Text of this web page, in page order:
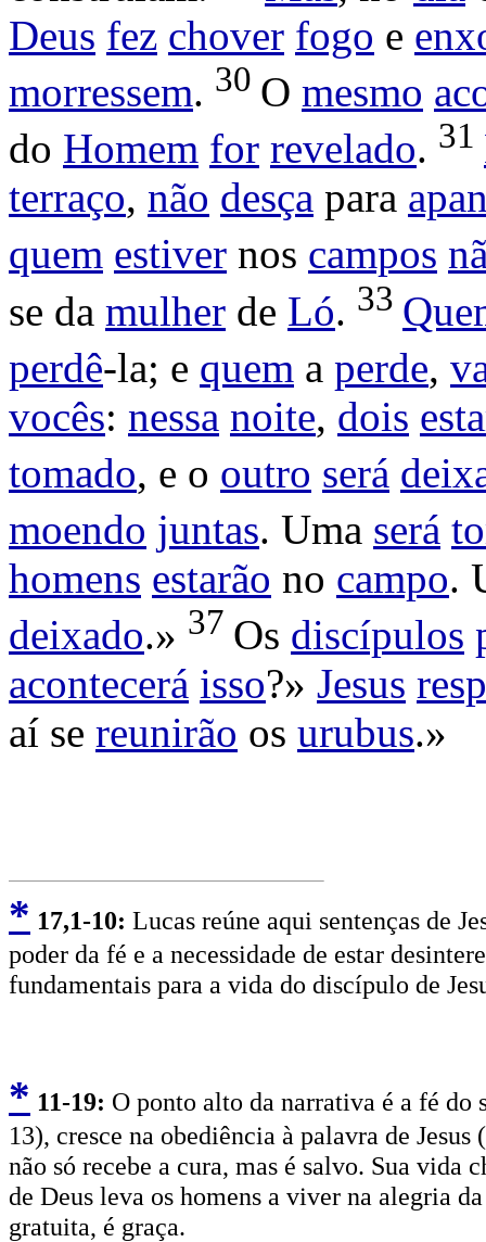
Deus fez chover fogo e
morressem. 30 O mesmo
do Homem for revelado. 31
terraço, não desça para
quem estiver nos campos
se da mulher de Ló. 33
perdê-la; e quem a perde,
vocês: nessa noite, dois
tomado, e o outro será
moendo juntas. Uma será
homens estarão no campo.
deixado.» 37 Os discípulos
acontecerá isso?» Jesus
aí se reunirão os urubus.»
* 17,1-10: Lucas reúne aqui sentenças de
poder da fé e a necessidade de estar
fundamentais para a vida do discípulo de
* 11-19: O ponto alto da narrativa é a fé do
13), cresce na obediência à palavra de
não só recebe a cura, mas é salvo. Sua vida
de Deus leva os homens a viver na alegria
gratuita, é graça.